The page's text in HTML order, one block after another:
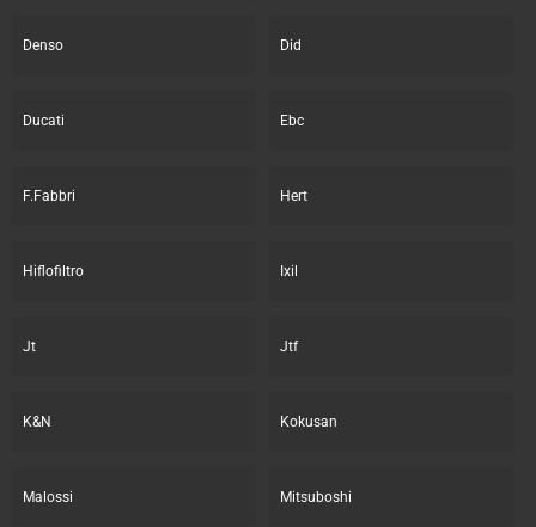
Denso Did
Ducati Ebc
F.Fabbri Hert
Hiflofiltro Ixil
Jt Jtf
K&N Kokusan
Malossi Mitsuboshi